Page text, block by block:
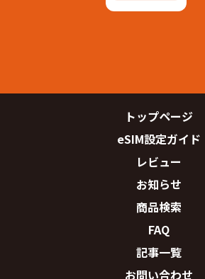
トップページ
eSIM設定ガイド
レビュー
お知らせ
商品検索
FAQ
記事一覧
お問い合わせ